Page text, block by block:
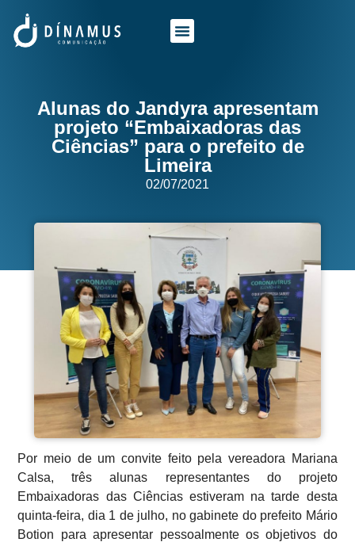
Alunas do Jandyra apresentam
projeto “Embaixadoras das
Ciências” para o prefeito de
Limeira
02/07/2021
Por meio de um convite feito pela vereadora Mariana
Calsa, três alunas representantes do projeto
Embaixadoras das Ciências estiveram na tarde desta
quinta-feira, dia 1 de julho, no gabinete do prefeito Mário
Botion para apresentar pessoalmente os objetivos do